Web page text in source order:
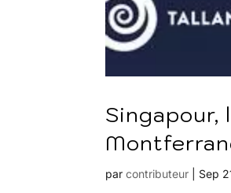
Singapour,
parcontributeur Sep